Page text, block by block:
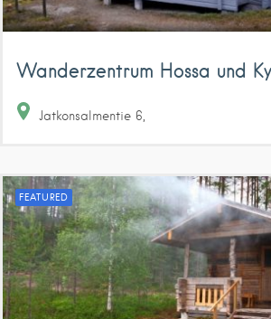
Wanderzentrum Hossa und
Jatkonsalmentie 6
FEATURED